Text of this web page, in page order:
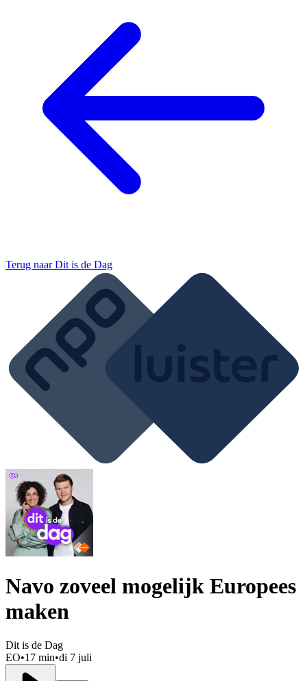
Terug naarDit is de Dag
Navo zoveel mogelijk Europees
maken
Dit is de Dag
EO•17 min•di 7 juli